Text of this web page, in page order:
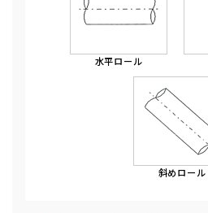
水平ロール
斜めロール